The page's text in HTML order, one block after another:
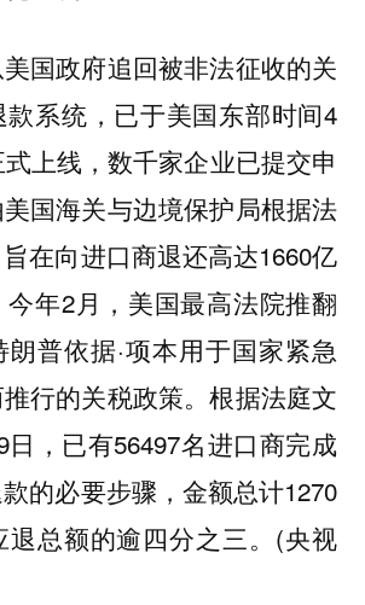
国政府追回被非法征收的关
系统，已于美国东部时间4
上线，数千家企业已提交申
国海关与边境保护局根据法
在向进口商退还高达1660亿
年2月，美国最高法院推翻
普依据·项本用于国家紧急
行的关税政策。根据法庭文
，已有56497名进口商完成
的必要步骤，金额总计1270
退总额的逾四分之三。(央视